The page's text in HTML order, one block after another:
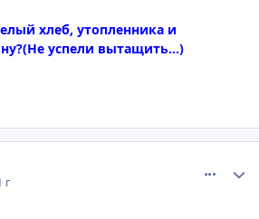
хлеб, утопленника и
успели вытащить...)
г